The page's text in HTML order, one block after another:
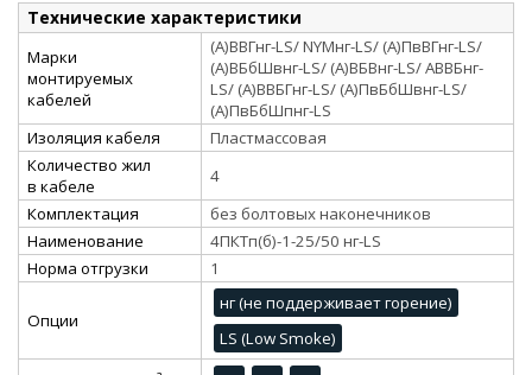
Технические характеристики
Марки
монтируемых
кабелей
(А)ВВГнг-LS/ NYMнг-LS/ (А)ПвВГнг-LS/
(А)ВБбШвнг-LS/ (А)ВБВнг-LS/ АВВБнг-
LS/ (А)ВВБГнг-LS/ (А)ПвБбШвнг-LS/
(А)ПвБбШпнг-LS
Изоляция кабеля
Пластмассовая
Количество жил
в кабеле
4
Комплектация
без болтовых наконечников
Наименование
4ПКТп(б)-1-25/50 нг-LS
Норма отгрузки
1
Опции
нг (не поддерживает горение)
LS (Low Smoke)